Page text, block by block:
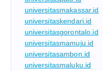
universitasmakassar.id
universitaskendari.id
universitasgorontalo.id
universitasmamuju.id
universitasambon.id
universitasmaluku.id